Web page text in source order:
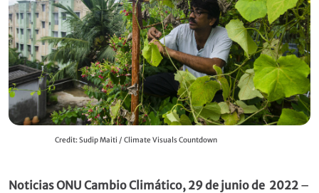
Credit: Sudip Maiti / Climate Visuals Countdown
Noticias ONU Cambio Climático, 29 de junio de 2022 –